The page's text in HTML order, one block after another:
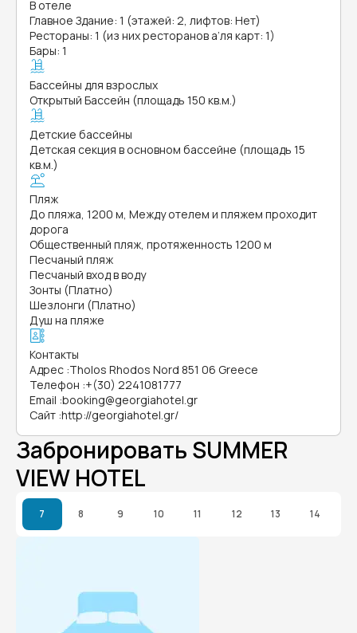
В отеле
Главное Здание: 1 (этажей: 2, лифтов: Нет)
Рестораны: 1 (из них ресторанов а’ля карт: 1)
Бары: 1
Бассейны для взрослых
Открытый Бассейн (площадь 150 кв.м.)
Детские бассейны
Детская секция в основном бассейне (площадь 15
кв.м.)
Пляж
До пляжа, 1200 м, Между отелем и пляжем проходит
дорога
Общественный пляж, протяженность 1200 м
Песчаный пляж
Песчаный вход в воду
Зонты (Платно)
Шезлонги (Платно)
Душ на пляже
Контакты
Адрес :Tholos Rhodos Nord 851 06 Greece
Телефон :+(30) 2241081777
Email :booking@georgiahotel.gr
Сайт :http://georgiahotel.gr/
Забронировать SUMMER
VIEW HOTEL
7 8 9 10 11 12 13 14